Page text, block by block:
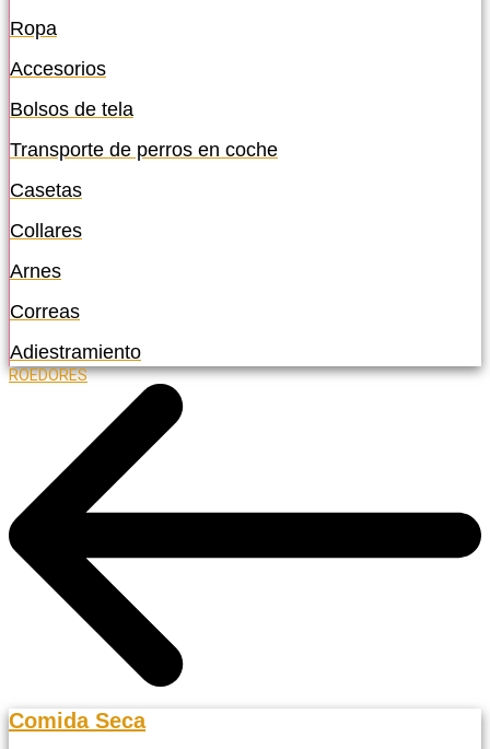
Ropa
Accesorios
Bolsos de tela
Transporte de perros en coche
Casetas
Collares
Arnes
Correas
Adiestramiento
ROEDORES
Comida Seca